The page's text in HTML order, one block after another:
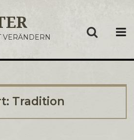
VERÄNDERN
Tradition